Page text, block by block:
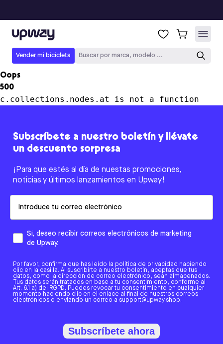
Upway
Vender mi bicicleta Buscar por marca, modelo ...
Oops
500
c.collections.nodes.at is not a function
Subscríbete a nuestro boletín y llévate
un descuento sorpresa
¡Para que estés al día de nuestas promociones,
noticias y últimos lanzamientos en Upway!
Sí, deseo recibir correos electrónicos de marketing
de Upway.
Por favor, confirma que has leído la política de privacidad haciendo
clic en la casilla. Al suscribirte a nuestro boletín, aceptas que tus
datos, como la dirección de correo electrónico, sean almacenados.
Tus datos serán tratados en base a tu consentimiento, conforme al
Art. 6.1 a) del RGPD. Puedes revocar tu consentimiento en cualquier
momento haciendo clic en el enlace al final de nuestros correos
electrónicos o enviando un correo a support@upway.shop.
Subscríbete ahora